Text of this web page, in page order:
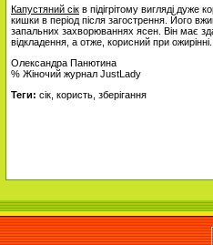
Капустяний сік в підігрітому вигляді
кишки в період після загострення. Його
запальних захворюваннях ясен. Він має
відкладення, а отже, корисний при ожирінні.
Олександра Панютина
% Жіночий журнал JustLady
Теги: сік, користь, зберігання